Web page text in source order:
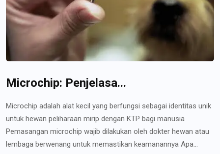
Microchip: Penjelasa...
Microchip adalah alat kecil yang berfungsi sebagai identitas unik
untuk hewan peliharaan mirip dengan KTP bagi manusia
Pemasangan microchip wajib dilakukan oleh dokter hewan atau
lembaga berwenang untuk memastikan keamanannya Apa...